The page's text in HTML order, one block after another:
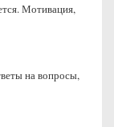
Мотивация,
на вопросы,